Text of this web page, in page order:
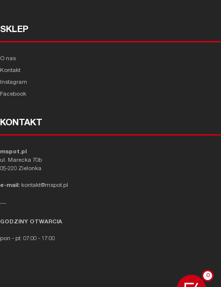
0
SKLEP
O nas
Kontakt
Instagram
Facebook
KONTAKT
mspot.pl
ul. Marecka 70b
05-220 Zielonka
e-mail: kontakt@mspot.pl
---
GODZINY OTWARCIA
pon - pt: 07:00 - 17:00